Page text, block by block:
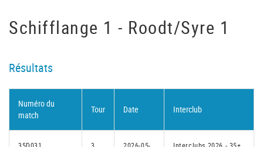
Schifflange 1 - Roodt/Syre 1
Résultats
Numéro du
match
Tour Date Interclub